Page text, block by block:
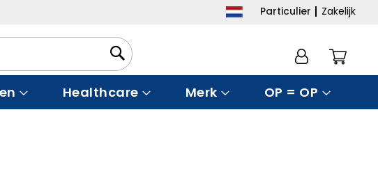
Particulier Zakelijk
Healthcare Merk OP = OP